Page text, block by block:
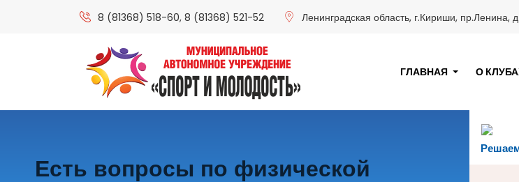
8 (81368) 518-60, 8 (81368) 521-52 Ленинградская область, г.Кириши, пр.Ленина,
ГЛАВНАЯ О
Есть вопросы по физической